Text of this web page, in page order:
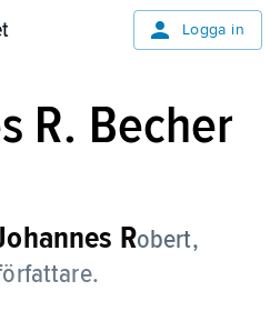
Logga in
R. Becher
Robert,